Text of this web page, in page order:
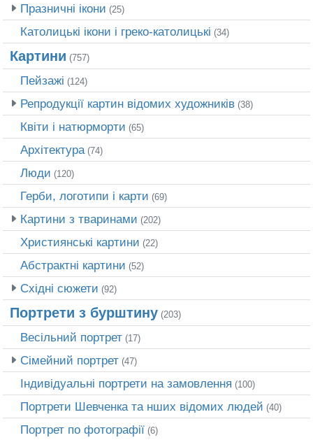
Празничні ікони (25)
Католицькі ікони і греко-католицькі (34)
Картини (757)
Пейзажі (124)
Репродукції картин відомих художників (38)
Квіти і натюрморти (65)
Архітектура (74)
Люди (120)
Герби, логотипи і карти (69)
Картини з тваринами (202)
Християнські картини (22)
Абстрактні картини (52)
Східні сюжети (92)
Портрети з бурштину (203)
Весільний портрет (17)
Сімейний портрет (47)
Індивідуальні портрети на замовлення (100)
Портрети Шевченка та нших відомих людей (40)
Портрет по фотографії (6)